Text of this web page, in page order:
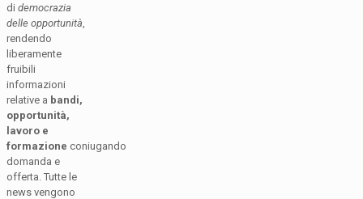
di democrazia
delle opportunità
rendendo
liberamente
fruibili
informazioni
relative a bandi,
opportunità,
lavoro e
formazione coniugando
domanda e
offerta. Tutte le
news vengono